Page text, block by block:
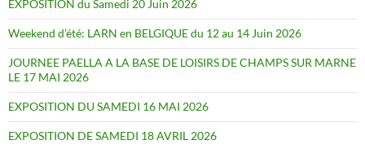
EXPOSITION du Samedi 20 Juin 2026
Weekend d’été: LARN en BELGIQUE du 12 au 14 Juin 2026
JOURNEE PAELLA A LA BASE DE LOISIRS DE CHAMPS SUR MARNE
LE 17 MAI 2026
EXPOSITION DU SAMEDI 16 MAI 2026
EXPOSITION DE SAMEDI 18 AVRIL 2026